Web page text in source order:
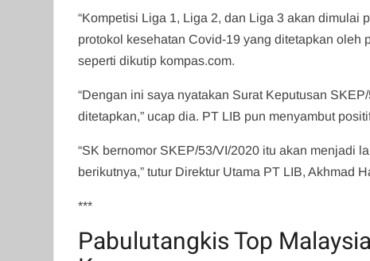
“Kompetisi Liga 1, Liga 2, dan Liga 3 akan dimulai
protokol kesehatan Covid-19 yang ditetapkan oleh
seperti dikutip kompas.com.
“Dengan ini saya nyatakan Surat Keputusan
ditetapkan,” ucap dia. PT LIB pun menyambut
“SK bernomor SKEP/53/VI/2020 itu akan menjadi
berikutnya,” tutur Direktur Utama PT LIB, Akhmad
***
Pabulutangkis Top